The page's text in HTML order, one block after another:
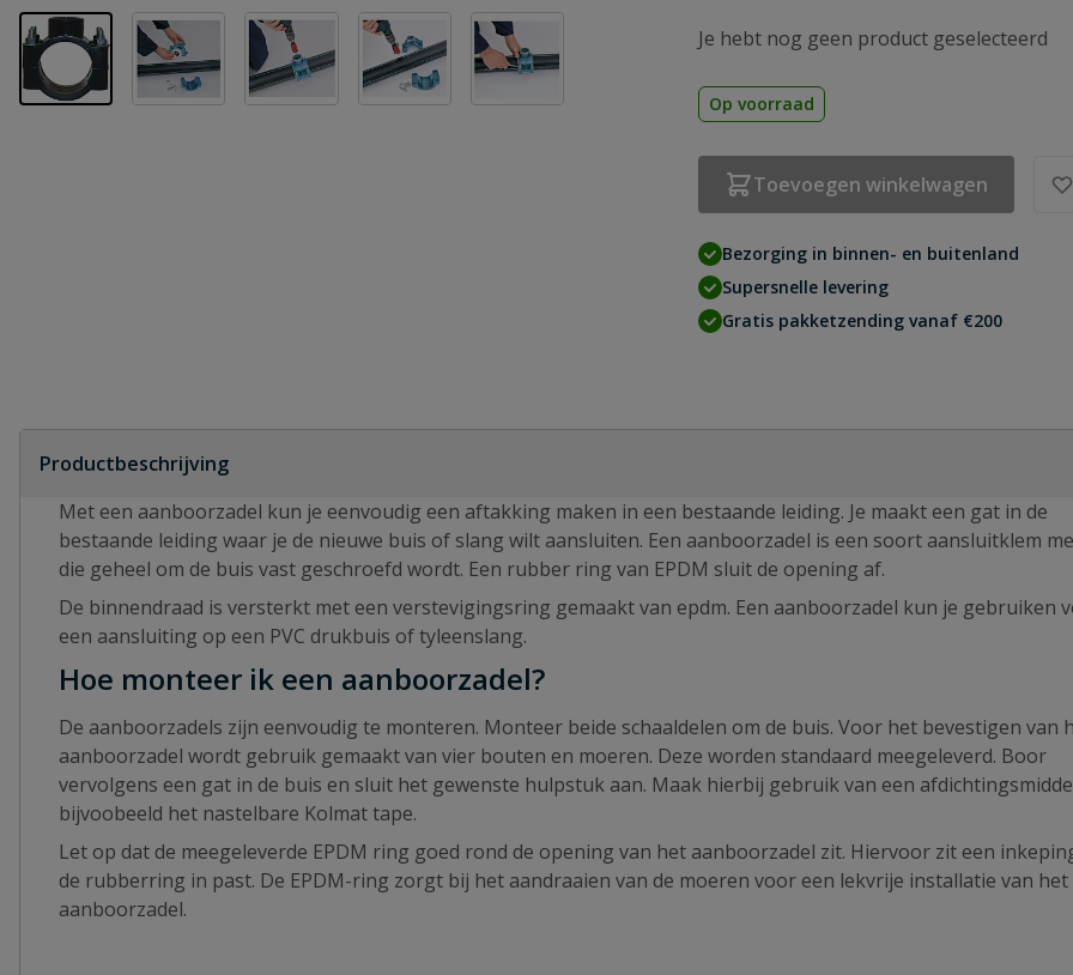
View larger imageView larger imageView larger imageView larger image Je hebt nog geen product geselecteerd
Op voorraad
Toevoegen winkelwagen
Bezorging in binnen- en buitenland
Supersnelle levering
Gratis pakketzending vanaf €200
Productbeschrijving
Met een aanboorzadel kun je eenvoudig een aftakking maken in een bestaande leiding. Je maakt een gat in de
bestaande leiding waar je de nieuwe buis of slang wilt aansluiten. Een aanboorzadel is een soort aansluitklem
die geheel om de buis vast geschroefd wordt. Een rubber ring van EPDM sluit de opening af.
De binnendraad is versterkt met een verstevigingsring gemaakt van epdm. Een aanboorzadel kun je gebruiken
een aansluiting op een PVC drukbuis of tyleenslang.
Hoe monteer ik een aanboorzadel?
De aanboorzadels zijn eenvoudig te monteren. Monteer beide schaaldelen om de buis. Voor het bevestigen van
aanboorzadel wordt gebruik gemaakt van vier bouten en moeren. Deze worden standaard meegeleverd. Boor
vervolgens een gat in de buis en sluit het gewenste hulpstuk aan. Maak hierbij gebruik van een
bijvoobeeld het nastelbare Kolmat tape.
Let op dat de meegeleverde EPDM ring goed rond de opening van het aanboorzadel zit. Hiervoor zit een
de rubberring in past. De EPDM-ring zorgt bij het aandraaien van de moeren voor een lekvrije installatie van het
aanboorzadel.